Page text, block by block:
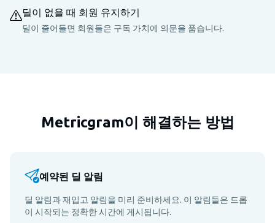
딜이 없을 때 회원 유지하기
딜이 줄어들면 회원들은 구독 가치에 의문을 품습니다.
Metricgram이 해결하는 방법
예약된 딜 알림
딜 알림과 재입고 알림을 미리 준비하세요. 이 알림들은 드롭
이 시작되는 정확한 시간에 게시됩니다.